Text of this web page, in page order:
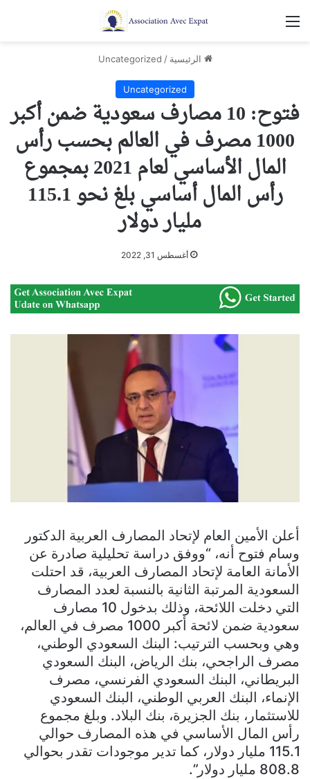
القائمة
الرئيسية /
Uncategorized
Uncategorized
فتوح: 10 مصارف سعودية ضمن أكبر
1000 مصرف في العالم بحسب رأس
المال الأساسي لعام 2021 بمجموع
رأس المال أساسي بلغ نحو 115.1
مليار دولار
أغسطس 31, 2022
أعلن الأمين العام لإتحاد المصارف العربية الدكتور
وسام فتوح أنه، “ووفق دراسة تحليلية صادرة عن
الأمانة العامة لإتحاد المصارف العربية، قد احتلت
السعودية المرتبة الثانية بالنسبة لعدد المصارف
التي دخلت اللائحة، وذلك بدخول 10 مصارف
سعودية ضمن لائحة أكبر 1000 مصرف في العالم،
وهي وبحسب الترتيب: البنك السعودي الوطني،
مصرف الراجحي، بنك الرياض، البنك السعودي
البريطاني، البنك السعودي الفرنسي، مصرف
الإنماء، البنك العربي الوطني، البنك السعودي
للاستثمار، بنك الجزيرة، بنك البلاد. وبلغ مجموع
رأس المال الأساسي في هذه المصارف حوالي
115.1 مليار دولار، كما تدير موجودات تقدر بحوالي
808.8 مليار دولار”.